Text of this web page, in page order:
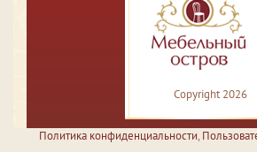
Copyright 2026
Политика конфиденциальности,